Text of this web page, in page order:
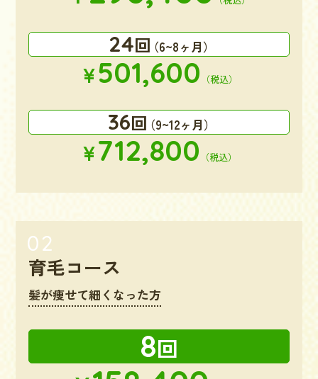
24回（6~8ヶ月）
¥501,600 （税込）
36回（9~12ヶ月）
¥712,800 （税込）
育毛コース
髪が痩せて細くなった方
8回